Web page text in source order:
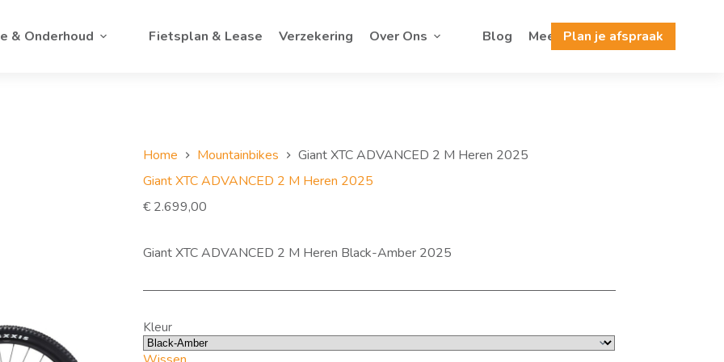
& Onderhoud Fietsplan & Lease Verzekering Over Ons Blog Meer Plan je afspraak
Home Mountainbikes
Giant XTC ADVANCED 2 M Heren 2025
Giant XTC ADVANCED 2 M Heren 2025
€2.699,00
Giant XTC ADVANCED 2 M Heren Black-Amber 2025
Kleur